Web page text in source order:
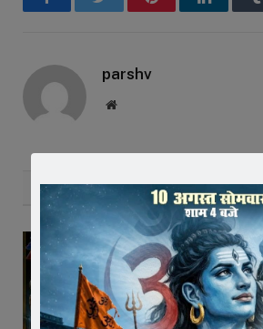
FacebookTwitter PinterestLinkedIn
parshv
Website
RELATEDPOSTS